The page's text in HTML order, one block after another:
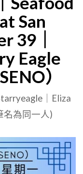
評
論
人
｜
公
單
位：
星
鷹
新
San
39｜
Eagle
）
｜Eliza
名為同一人)